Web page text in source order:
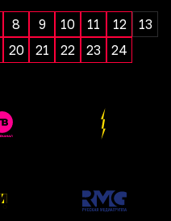
8 9 10 11 12
13
20 21 22 23 24